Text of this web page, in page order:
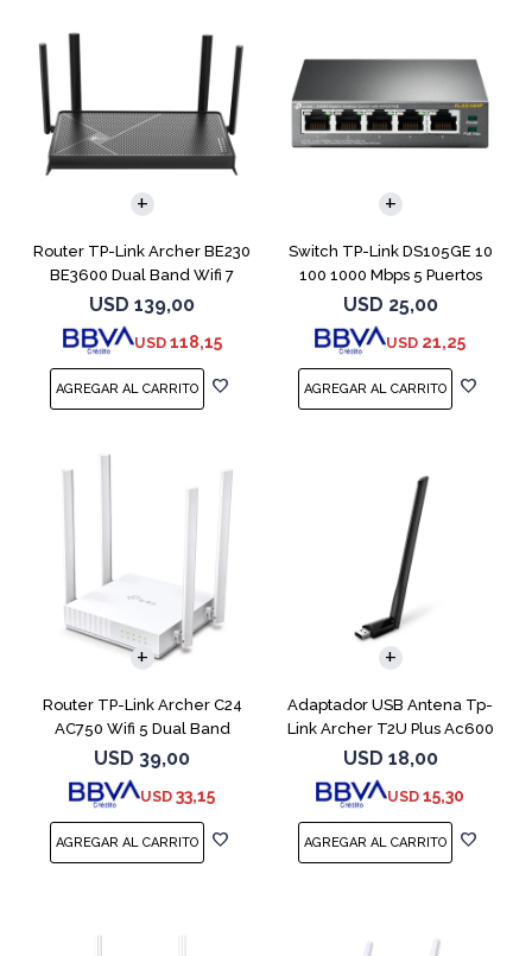
Router TP-Link Archer BE230
BE3600 Dual Band Wifi 7
Mesh
USD 139,00
USD 118,15
Switch TP-Link DS105GE 10
100 1000 Mbps 5 Puertos
USD 25,00
USD 21,25
Router TP-Link Archer C24
AC750 Wifi 5 Dual Band
USD 39,00
USD 33,15
Adaptador USB Antena Tp-
Link Archer T2U Plus Ac600
USD 18,00
USD 15,30